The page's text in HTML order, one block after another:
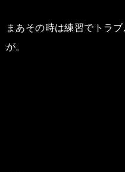
まあその時は練習でトラ
が。